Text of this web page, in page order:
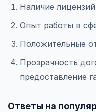
Наличие
Опыт работы в
Положительные
Прозрачность
предоставление
Ответы на